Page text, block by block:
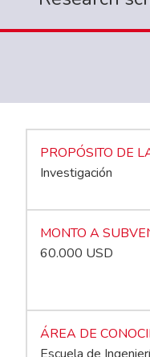
PROPÓSITO DE
Investigación
MONTO A
60.000 USD
ÁREA DE